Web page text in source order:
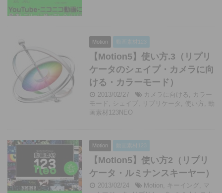
Motion
【Motion5】使い方.3（リプリ
ケータのシェイプ・カメラに向
ける・カラーモード）
2013/02/27 カメラに向ける , カラー
モード , シェイプ , リプリケータ , 使い方, 動
画素材123NEO
Motion
【Motion5】使い方2（リプリ
ケータ・ルミナンスキーヤー）
2013/02/24 Motion, キーイング , マ